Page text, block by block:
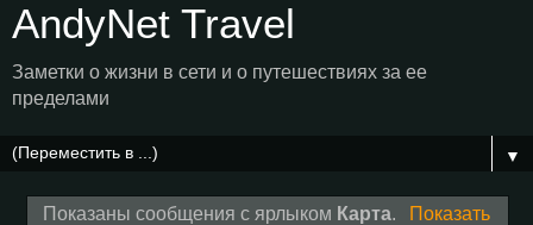
AndyNet Travel
Заметки о жизни в сети и о путешествиях за ее
пределами
▼
Показаны сообщения с ярлыком Карта.
Показать